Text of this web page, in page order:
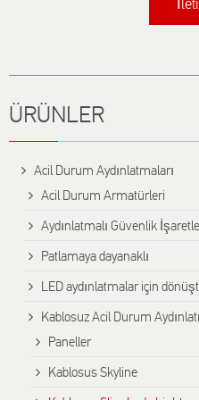
ÜRÜNLER
Αcil Durum Aydınlatmaları
Acil Durum Armatürleri
Aydınlatmalı Güvenlik
Patlamaya dayanaklı
LED aydınlatmalar için
Kablosuz Acil Durum
Paneller
Kablosus Skyline